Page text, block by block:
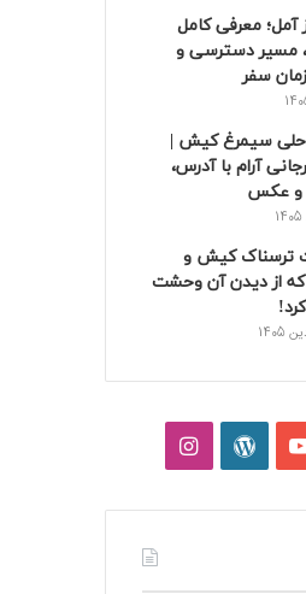
آمل؛ معرفی کامل
مسیر دسترسی و
سفر
سیمرغ کیش |
آرام با آدرس،
و عکس
ترسناک کیش و
از دیدن آن وحشت
یوتیوبوردپرساینستاگرام